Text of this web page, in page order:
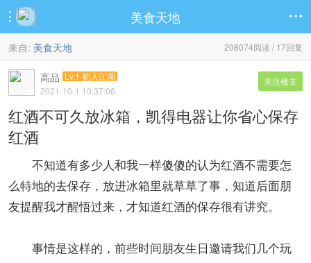
 美食天地 
208074阅读 / 17回复
来自: 美食天地
关注楼主
高品 Lv.1 初入江湖
2021-10-1 10:37:06
红酒不可久放冰箱，凯得电器让你省心保存
红酒
不知道有多少人和我一样傻傻的认为红酒不需要怎
么特地的去保存，放进冰箱里就草草了事，知道后面朋
友提醒我才醒悟过来，才知道红酒的保存很有讲究。
事情是这样的，前些时间朋友生日邀请我们几个玩